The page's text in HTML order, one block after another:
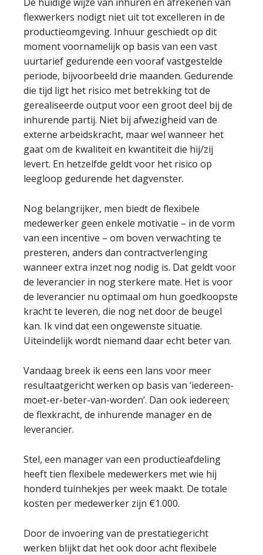
flexwerkers nodigt niet uit tot excelleren in de
productieomgeving. Inhuur geschiedt op dit
moment voornamelijk op basis van een vast
uurtarief gedurende een vooraf vastgestelde
periode, bijvoorbeeld drie maanden. Gedurende
die tijd ligt het risico met betrekking tot de
gerealiseerde output voor een groot deel bij de
inhurende partij. Niet bij afwezigheid van de
externe arbeidskracht, maar wel wanneer het
gaat om de kwaliteit en kwantiteit die hij/zij
levert. En hetzelfde geldt voor het risico op
leegloop gedurende het dagvenster.
Nog belangrijker, men biedt de flexibele
medewerker geen enkele motivatie – in de vorm
van een incentive – om boven verwachting te
presteren, anders dan contractverlenging
wanneer extra inzet nog nodig is. Dat geldt voor
de leverancier in nog sterkere mate. Het is voor
de leverancier nu optimaal om hun goedkoopste
kracht te leveren, die nog net door de beugel
kan. Ik vind dat een ongewenste situatie.
Uiteindelijk wordt niemand daar echt beter van.
Vandaag breek ik eens een lans voor meer
resultaatgericht werken op basis van ‘iedereen-
moet-er-beter-van-worden’. Dan ook iedereen;
de flexkracht, de inhurende manager en de
leverancier.
Stel, een manager van een productieafdeling
heeft tien flexibele medewerkers met wie hij
honderd tuinhekjes per week maakt. De totale
kosten per medewerker zijn €1.000.
Door de invoering van de prestatiegericht
werken blijkt dat het ook door acht flexibele